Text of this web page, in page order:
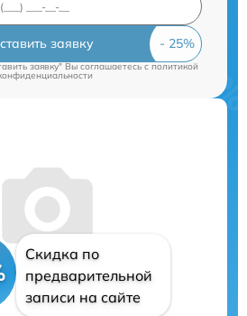
заявку
заявку" Вы соглашаетесь c политикой
Скидка по
предварительной
записи на сайте